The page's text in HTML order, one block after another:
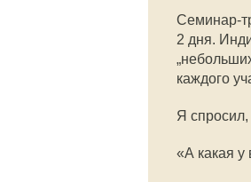
Семинар-
2 дня.
каждого
Я спросил,
«А какая